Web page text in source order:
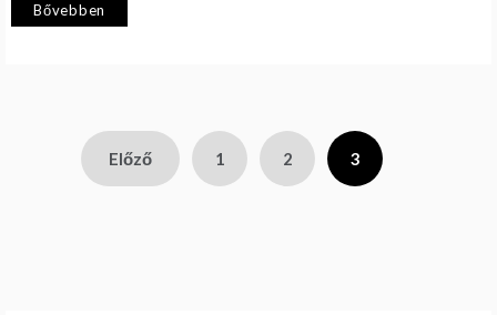
Bővebben
Előző 1 2 3